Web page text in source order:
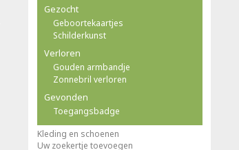
Gezocht
Geboortekaartjes
Schilderkunst
Verloren
Gouden armbandje
Zonnebril verloren
Gevonden
Toegangsbadge
Kleding en schoenen
Uw zoekertje toevoegen